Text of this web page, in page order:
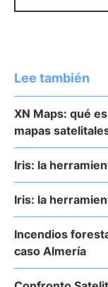
Lee también
XN Maps: qué
mapas
Iris: la
Iris: la
Incendios
caso Almería